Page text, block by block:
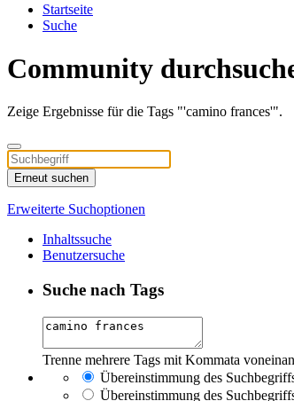
Startseite
Suche
Community
Zeige Ergebnisse für die Tags "'camino frances'".
Erneut suchen
Erweiterte Suchoptionen
Inhaltssuche
Benutzersuche
Suche nach Tags
Trenne mehrere Tags mit Kommata
Übereinstimmung des
Übereinstimmung des